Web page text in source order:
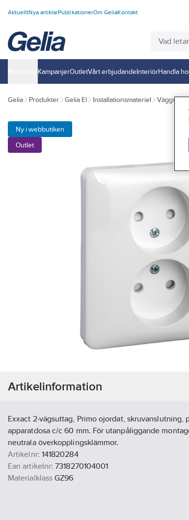
AktuelltNya artiklarPublikationerOm GeliaKontakt
KampanjerOutletVårt erbjudandeInteriörHandla
Gelia Produkter Gelia El Installationsmateriel Vägguttag
Ny i webbutiken
Outlet
Artikelinformation
Exxact 2-vägsuttag, Primo ojordat,
apparatdosa c/c 60 mm. För utanpåliggande
neutrala överkopplingsklämmor.
Artikelnr: 141820284
Ean artikelnr: 7318270104001
Materialklass GZ96